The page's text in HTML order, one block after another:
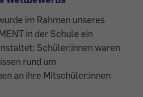
im Rahmen unseres
in der Schule ein
Schüler:innen waren
rund um
an ihre Mitschüler:innen